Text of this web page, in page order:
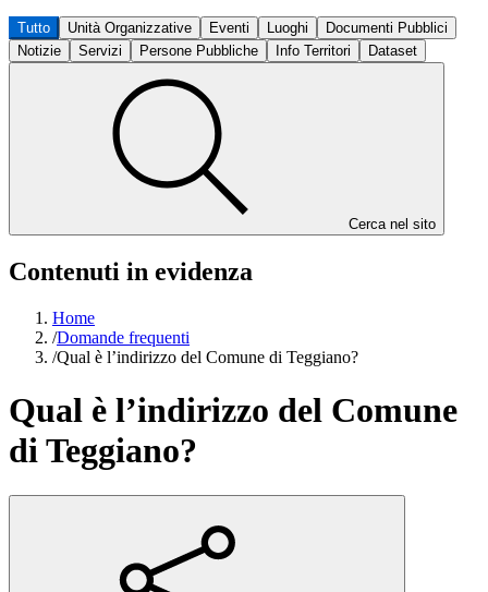
Tutto Unità Organizzative Eventi Luoghi
Documenti Pubblici
Notizie
Servizi Persone Pubbliche Info Territori Dataset
Cerca nel sito
Contenuti in evidenza
Home
/Domande frequenti
/Qual è l’indirizzo del Comune di Teggiano?
Qual è l’indirizzo del Comune
di Teggiano?